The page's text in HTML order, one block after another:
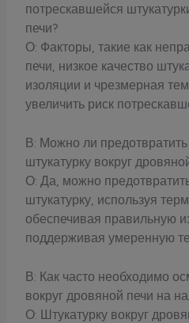
потрескавшейся
печи?
О: Факторы, такие как
печи, низкое качество
изоляции и чрезмерная
увеличить риск
В: Можно ли
штукатурку вокруг
О: Да, можно
штукатурку, используя
обеспечивая правильную
поддерживая умеренную
В: Как часто необходимо
вокруг дровяной печи на
О: Штукатурку вокруг